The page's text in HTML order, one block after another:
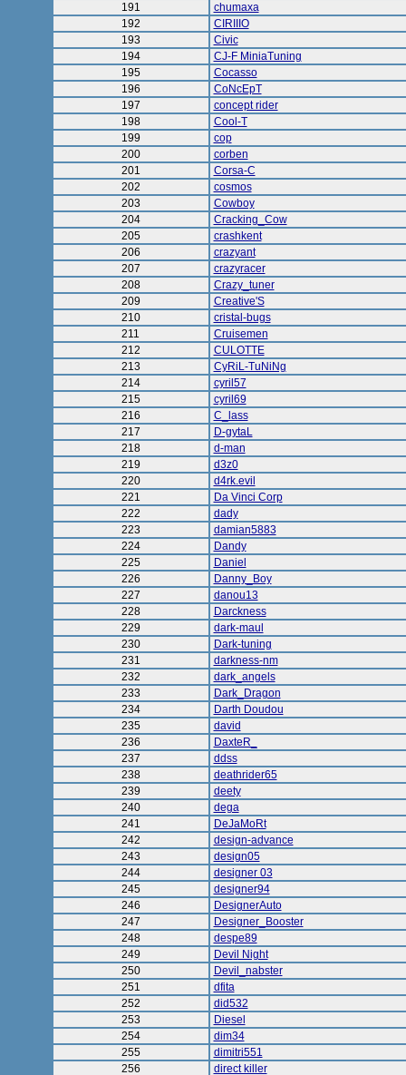
191
chumaxa
192
CIRIIIO
193
Civic
194
CJ-F MiniaTuning
195
Cocasso
196
CoNcEpT
197
concept rider
198
Cool-T
199
cop
200
corben
201
Corsa-C
202
cosmos
203
Cowboy
204
Cracking_Cow
205
crashkent
206
crazyant
207
crazyracer
208
Crazy_tuner
209
Creative'S
210
cristal-bugs
211
Cruisemen
212
CULOTTE
213
CyRiL-TuNiNg
214
cyril57
215
cyril69
216
C_lass
217
D-gytaL
218
d-man
219
d3z0
220
d4rk.evil
221
Da Vinci Corp
222
dady
223
damian5883
224
Dandy
225
Daniel
226
Danny_Boy
227
danou13
228
Darckness
229
dark-maul
230
Dark-tuning
231
darkness-nm
232
dark_angels
233
Dark_Dragon
234
Darth Doudou
235
david
236
DaxteR_
237
ddss
238
deathrider65
239
deety
240
dega
241
DeJaMoRt
242
design-advance
243
design05
244
designer 03
245
designer94
246
DesignerAuto
247
Designer_Booster
248
despe89
249
Devil Night
250
Devil_nabster
251
dfita
252
did532
253
Diesel
254
dim34
255
dimitri551
256
direct killer